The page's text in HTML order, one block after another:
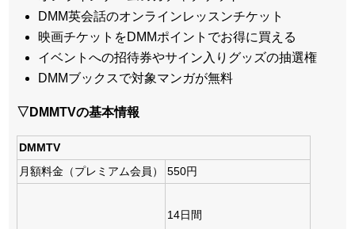
DMM英会話のオンラインレッスンチケット
映画チケットをDMMポイントでお得に買える
イベントへの招待券やサイン入りグッズの抽選権
DMMブックスで対象マンガが無料
▽DMMTVの基本情報
DMMTV
月額料金（プレミアム会員）
550円
14日間